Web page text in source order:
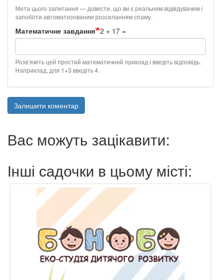
Мета цього запитання — довести, що ви є реальним відвідувачем і
запобігти автоматизованим розсиланням спаму.
Математичне завдання 2 + 17 =
Розв’яжіть цей простий математичний приклад і введіть відповідь.
Наприклад, для 1+3 введіть 4.
Залишити коментар
Вас можуть зацікавити:
Інші садочки в цьому місті: